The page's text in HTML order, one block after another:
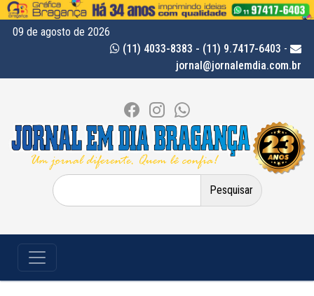
09 de agosto de 2026
(11) 4033-8383 - (11) 9.7417-6403 -
jornal@jornalemdia.com.br
Pesquisar
por: